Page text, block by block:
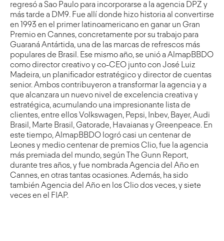
regresó a Sao Paulo para incorporarse a la agencia DPZ y
más tarde a DM9. Fue allí donde hizo historia al convertirse
en 1993 en el primer latinoamericano en ganar un Gran
Premio en Cannes, concretamente por su trabajo para
Guaraná Antártida, una de las marcas de refrescos más
populares de Brasil. Ese mismo año, se unió a AlmapBBDO
como director creativo y co-CEO junto con José Luiz
Madeira, un planificador estratégico y director de cuentas
senior. Ambos contribuyeron a transformar la agencia y a
que alcanzara un nuevo nivel de excelencia creativa y
estratégica, acumulando una impresionante lista de
clientes, entre ellos Volkswagen, Pepsi, Inbev, Bayer, Audi
Brasil, Marte Brasil, Gatorade, Havaianas y Greenpeace. En
este tiempo, AlmapBBDO logró casi un centenar de
Leones y medio centenar de premios Clio, fue la agencia
más premiada del mundo, según The Gunn Report,
durante tres años, y fue nombrada Agencia del Año en
Cannes, en otras tantas ocasiones. Además, ha sido
también Agencia del Año en los Clio dos veces, y siete
veces en el FIAP.